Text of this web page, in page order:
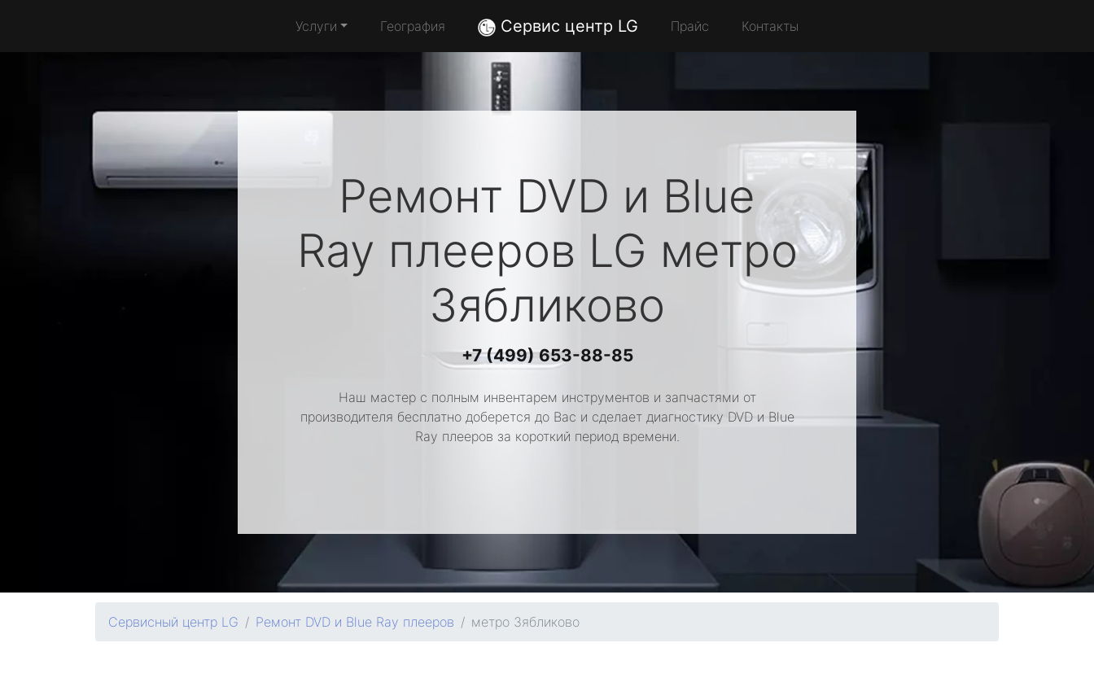
Услуги География Сервис центр LG Прайс Контакты
Ремонт DVD и Blue
Ray плееров LG метро
Зябликово
+7 (499) 653-88-85
Наш мастер с полным инвентарем инструментов и запчастями от
производителя бесплатно доберется до Вас и сделает диагностику DVD и Blue
Ray плееров за короткий период времени.
Сервисный центр LG Ремонт DVD и Blue Ray плееров метро Зябликово